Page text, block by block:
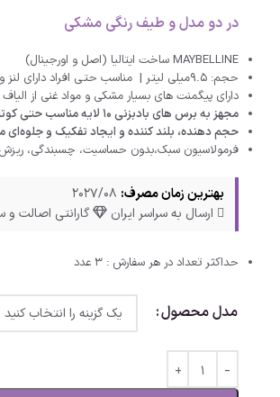
در دو مدل و طیف رنگی مشکی
MAYBELLINE ساخت ایتالیا (اصل و اورجینال)
حجم: 9.5میلی لیتر | مناسب حتی افراد دارای لنز و چشم‌های حساس
دارای پیگمنت های بسیار مشکی و مواد غنی از
مجهز به برس های بادبزنی 10 لایه مناسب حتی کوتاهترین مژه ها
حجم دهنده، بلند کننده و ایجاد تفکیک و
فرمولاسیون سبک،بدون حساسیت، چسبندگی،
بهترین زمان مصرف:
ارسال به سراسر ایران
گارانتی اصالت و
حداکثر تعداد در هر سفارش : 3 عدد
مدل محصول